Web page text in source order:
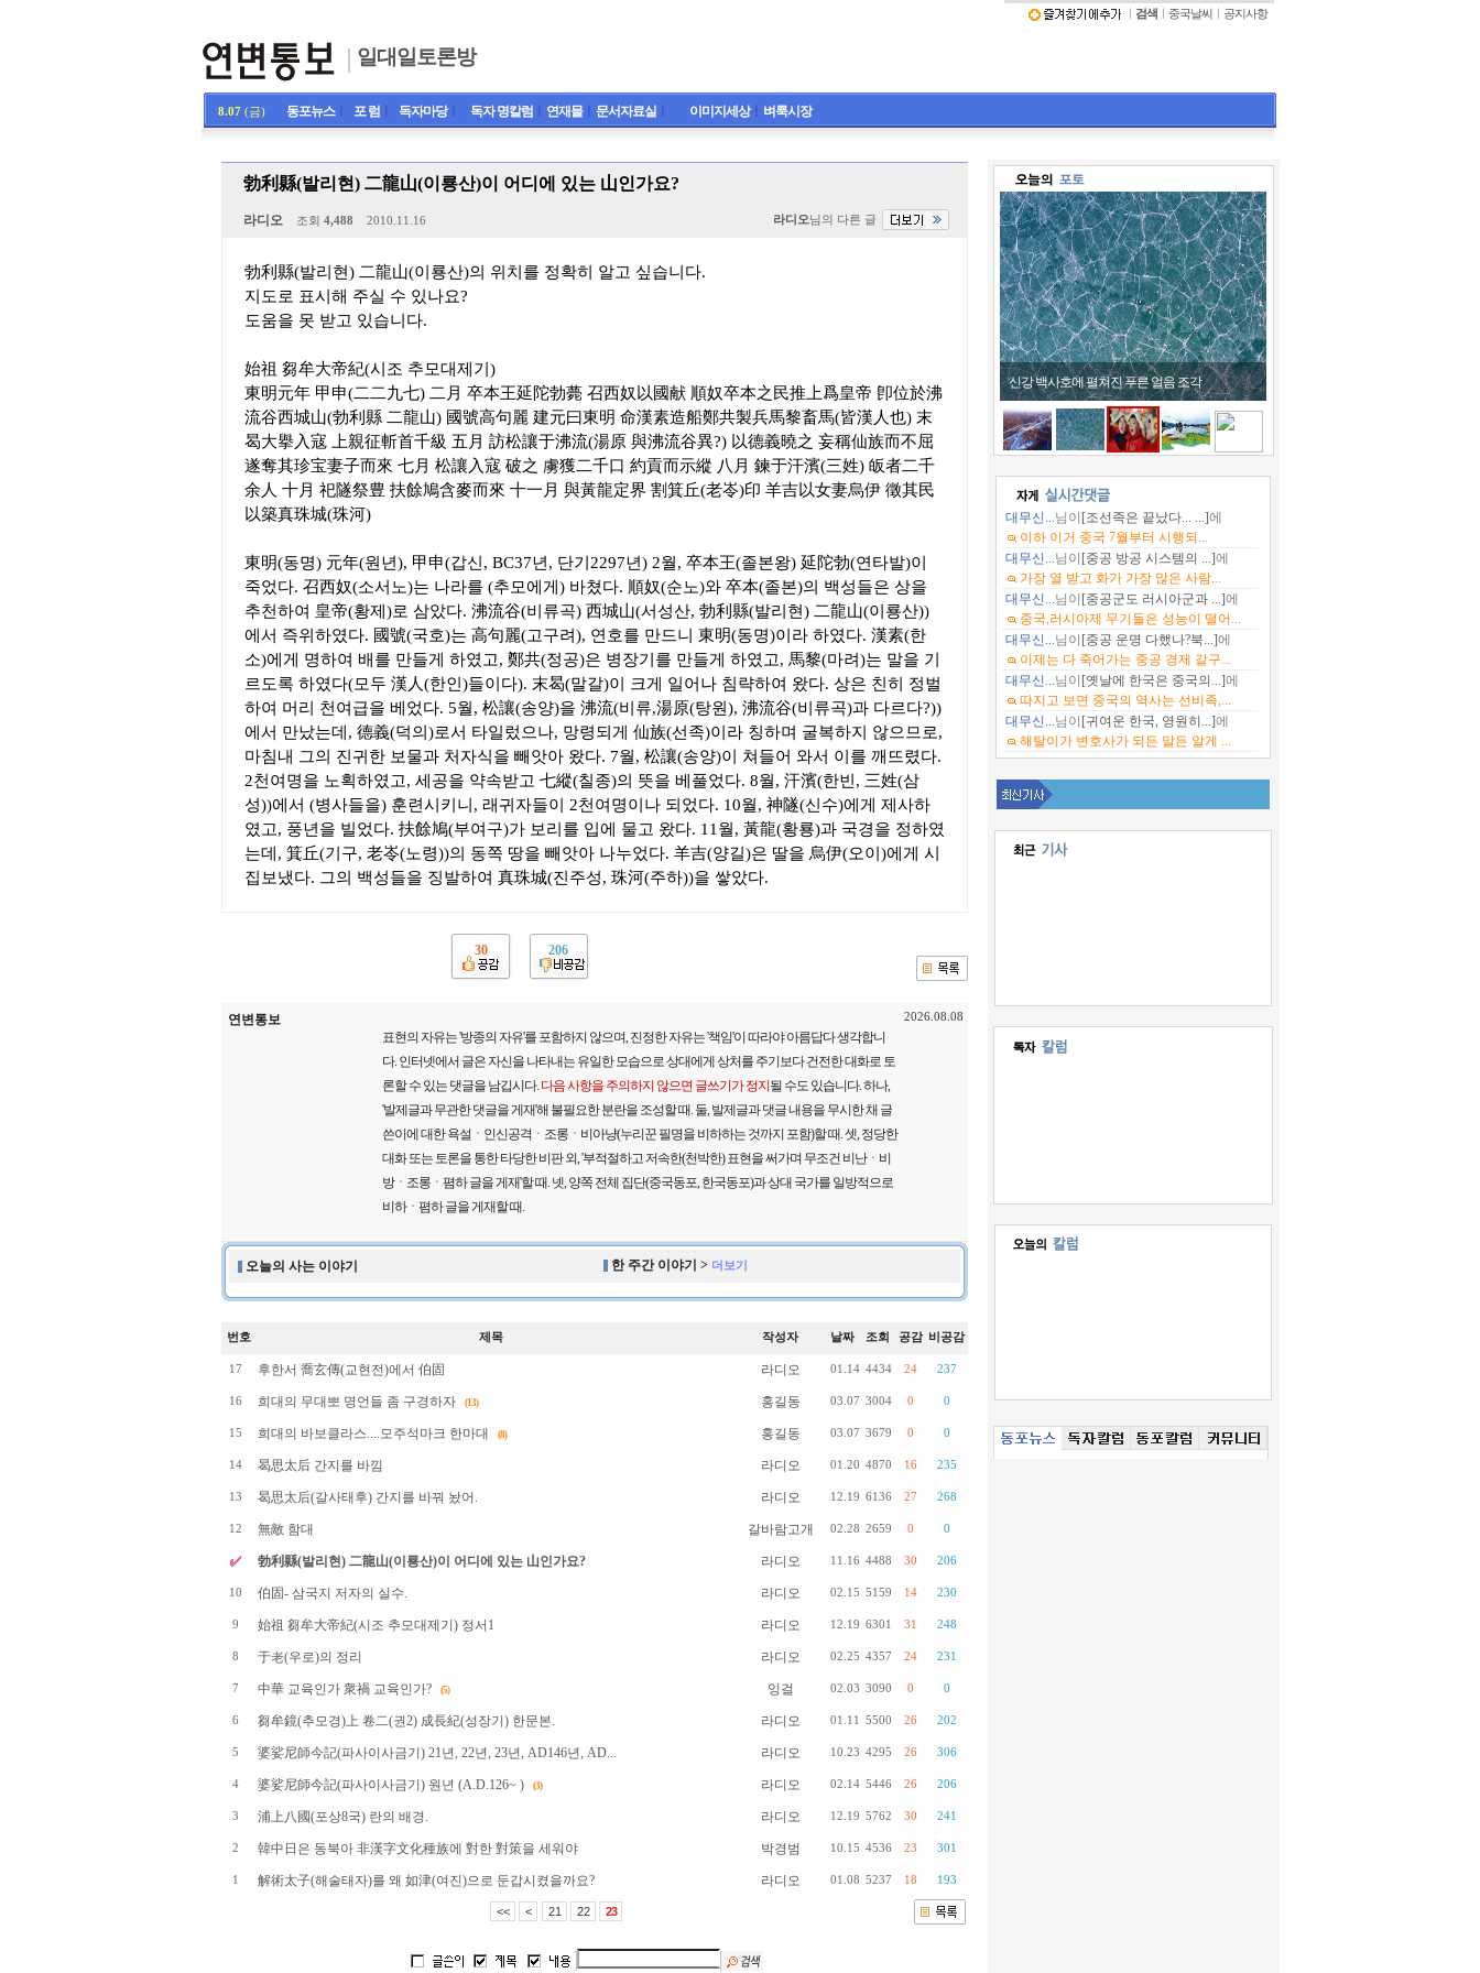
일대일토론방
검색 중국날씨 공지사항
8.07 (금) 동포뉴스ㅣ 포 럼 독자마당ㅣ 독자 명칼럼 연재물ㅣ 문서자료실 이미지세상ㅣ 벼룩시장
勃利縣(발리현) 二龍山(이룡산)이 어디에 있는 山인가요?
라디오 조회 4,488 2010.11.16 라디오님의 다른 글
勃利縣(발리현) 二龍山(이룡산)의 위치를 정확히 알고 싶습니다.
지도로 표시해 주실 수 있나요?
도움을 못 받고 있습니다.
始祖 芻牟大帝紀(시조 추모대제기)
東明元年 甲申(二二九七) 二月 卒本王延陀勃薨 召西奴以國献 順奴卒本之民推上爲皇帝 卽位於沸
流谷西城山(勃利縣 二龍山) 國號高句麗 建元曰東明 命漢素造船鄭共製兵馬黎畜馬(皆漢人也) 末
曷大擧入寇 上親征斬首千級 五月 訪松讓于沸流(湯原 與沸流谷異?) 以德義曉之 妄稱仙族而不屈
遂奪其珍宝妻子而來 七月 松讓入寇 破之 虜獲二千口 約貢而示縱 八月 鍊于汗濱(三姓) 皈者二千
余人 十月 祀隧祭豊 扶餘鳩含麥而來 十一月 與黃龍定界 割箕丘(老岺)印 羊吉以女妻烏伊 徵其民
以築真珠城(珠河)
東明(동명) 元年(원년), 甲申(갑신, BC37년, 단기2297년) 2월, 卒本王(졸본왕) 延陀勃(연타발)이
죽었다. 召西奴(소서노)는 나라를 (추모에게) 바쳤다. 順奴(순노)와 卒本(졸본)의 백성들은 상을
추천하여 皇帝(황제)로 삼았다. 沸流谷(비류곡) 西城山(서성산, 勃利縣(발리현) 二龍山(이룡산))
에서 즉위하였다. 國號(국호)는 高句麗(고구려), 연호를 만드니 東明(동명)이라 하였다. 漢素(한
소)에게 명하여 배를 만들게 하였고, 鄭共(정공)은 병장기를 만들게 하였고, 馬黎(마려)는 말을 기
르도록 하였다(모두 漢人(한인)들이다). 末曷(말갈)이 크게 일어나 침략하여 왔다. 상은 친히 정벌
하여 머리 천여급을 베었다. 5월, 松讓(송양)을 沸流(비류,湯原(탕원), 沸流谷(비류곡)과 다르다?))
에서 만났는데, 德義(덕의)로서 타일렀으나, 망령되게 仙族(선족)이라 칭하며 굴복하지 않으므로,
마침내 그의 진귀한 보물과 처자식을 빼앗아 왔다. 7월, 松讓(송양)이 쳐들어 와서 이를 깨뜨렸다.
2천여명을 노획하였고, 세공을 약속받고 七縱(칠종)의 뜻을 베풀었다. 8월, 汗濱(한빈, 三姓(삼
성))에서 (병사들을) 훈련시키니, 래귀자들이 2천여명이나 되었다. 10월, 神隧(신수)에게 제사하
였고, 풍년을 빌었다. 扶餘鳩(부여구)가 보리를 입에 물고 왔다. 11월, 黃龍(황룡)과 국경을 정하였
는데, 箕丘(기구, 老岺(노령))의 동쪽 땅을 빼앗아 나누었다. 羊吉(양길)은 딸을 烏伊(오이)에게 시
집보냈다. 그의 백성들을 징발하여 真珠城(진주성, 珠河(주하))을 쌓았다.
30 206
연변통보
표현의 자유는 '방종의 자유'를 포함하지 않으며, 진정한 자유는 '책임'이 따라야 아름답다 생각합니
다. 인터넷에서 글은 자신을 나타내는 유일한 모습으로 상대에게 상처를 주기보다 건전한 대화로 토
론할 수 있는 댓글을 남깁시다. 다음 사항을 주의하지 않으면 글쓰기가 정지 될 수도 있습니다. 하나,
'발제글과 무관한 댓글을 게재'해 불필요한 분란을 조성할 때. 둘, 발제글과 댓글 내용을 무시한 채 글
쓴이에 대한 욕설ㆍ인신공격ㆍ조롱ㆍ비아냥(누리꾼 필명을 비하하는 것까지 포함)할 때. 셋, 정당한
대화 또는 토론을 통한 타당한 비판 외, '부적절하고 저속한(천박한) 표현을 써가며 무조건 비난ㆍ비
방ㆍ조롱ㆍ폄하 글을 게재'할 때. 넷, 양쪽 전체 집단(중국동포, 한국동포)과 상대 국가를 일방적으로
비하ㆍ폄하 글을 게재할 때.
2026.08.08
오늘의 사는 이야기 한 주간 이야기 > 더보기
번호 제목 작성자 날짜 조회 공감 비공감
17 후한서 喬玄傳(교현전)에서 伯固 라디오 01.14 4434 24 237
16 희대의 무대뽀 명언들 좀 구경하자 (13) 홍길동 03.07 3004 0 0
15 희대의 바보클라스....모주석마크 한마대 (8) 홍길동 03.07 3679 0 0
14 曷思太后 간지를 바낌 라디오 01.20 4870 16 235
13 曷思太后(갈사태후) 간지를 바꿔 놨어. 라디오 12.19 6136 27 268
12 無敵 함대 갈바람고개 02.28 2659 0 0
勃利縣(발리현) 二龍山(이룡산)이 어디에 있는 山인가요? 라디오 11.16 4488 30 206
10 伯固- 삼국지 저자의 실수. 라디오 02.15 5159 14 230
9 始祖 芻牟大帝紀(시조 추모대제기) 정서1 라디오 12.19 6301 31 248
8 于老(우로)의 정리 라디오 02.25 4357 24 231
7 中華 교육인가 衆禍 교육인가? (5) 잉걸 02.03 3090 0 0
6 芻牟鏡(추모경)上 卷二(권2) 成長紀(성장기) 한문본. 라디오 01.11 5500 26 202
5 婆娑尼師今記(파사이사금기) 21년, 22년, 23년, AD146년, AD... 라디오 10.23 4295 26 306
4 婆娑尼師今記(파사이사금기) 원년 (A.D.126~ ) (3) 라디오 02.14 5446 26 206
3 浦上八國(포상8국) 란의 배경. 라디오 12.19 5762 30 241
2 韓中日은 동북아 非漢字文化種族에 對한 對策을 세워야 박경범 10.15 4536 23 301
1 解術太子(해술태자)를 왜 如津(여진)으로 둔갑시켰을까요? 라디오 01.08 5237 18 193
<< < 21 22 23
신강 백사호에 펼쳐진 푸른 얼음 조각
대무신...님이 [조선족은 끝났다... ...]에
이하 이거 중국 7월부터 시행되...
대무신...님이 [중공 방공 시스템의 ...]에
가장 열 받고 화가 가장 많은 사람...
대무신...님이 [중공군도 러시아군과 ...]에
중국,러시아제 무기들은 성능이 떨어...
대무신...님이 [중공 운명 다했나?북...]에
이제는 다 죽어가는 중공 경제 같구...
대무신...님이 [옛날에 한국은 중국의...]에
따지고 보면 중국의 역사는 선비족,...
대무신...님이 [귀여운 한국, 영원히...]에
해탈이가 변호사가 되든 말든 알게 ...